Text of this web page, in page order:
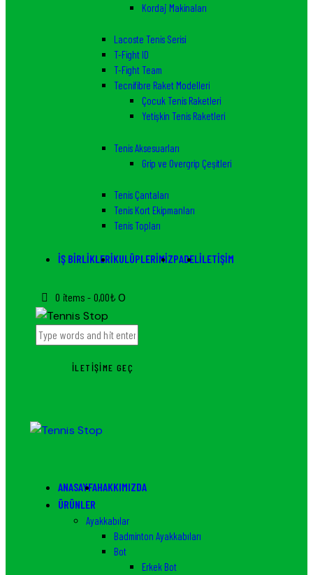
Kordaj Makinaları
Lacoste Tenis Serisi
T-Fight ID
T-Fight Team
Tecnifibre Raket Modelleri
Çocuk Tenis Raketleri
Yetişkin Tenis Raketleri
Tenis Aksesuarları
Grip ve Overgrip Çeşitleri
Tenis Çantaları
Tenis Kort Ekipmanları
Tenis Topları
İŞ BIRLIKLERIKULÜPLERIMIZPADEL İLETIŞIM
0 items - 0,00₺ 0
İLETIŞIME GEÇ
ANASAYFAHAKKIMIZDA
ÜRÜNLER
Ayakkabılar
Badminton Ayakkabıları
Bot
Erkek Bot